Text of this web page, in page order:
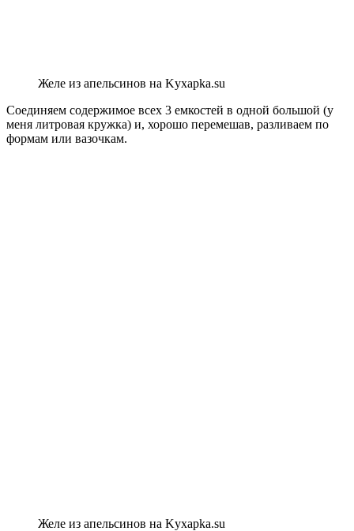
Желе из апельсинов на Kyxapka.su
Соединяем содержимое всех 3 емкостей в одной большой (у
меня литровая кружка) и, хорошо перемешав, разливаем по
формам или вазочкам.
Желе из апельсинов на Kyxapka.su